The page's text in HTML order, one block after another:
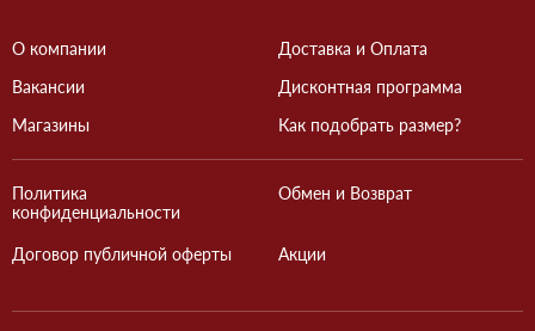
О компании
Вакансии
Магазины
Доставка и Оплата
Дисконтная программа
Как подобрать размер?
Политика
конфиденциальности
Договор публичной оферты
Обмен и Возврат
Акции